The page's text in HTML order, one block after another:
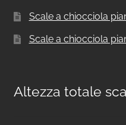
Scale a chiocciola
Scale a chiocciola
Altezza totale